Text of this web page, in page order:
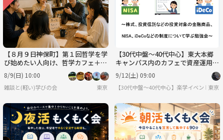
【８月９日神保町】第１回哲学を学
び始めたい人向け、哲学カフェ＋
(軽い)哲学勉強会「時間とお金があ
ったなら（仮）」
8/9(日) 10:00
雑談と(軽い)学びの会 東京
【30代中盤〜40代中心】東大本郷
キャンパス内のカフェで資産運用勉
強会
9/12(土) 09:00
【30代中盤〜40代中心】楽学イベント・
東京